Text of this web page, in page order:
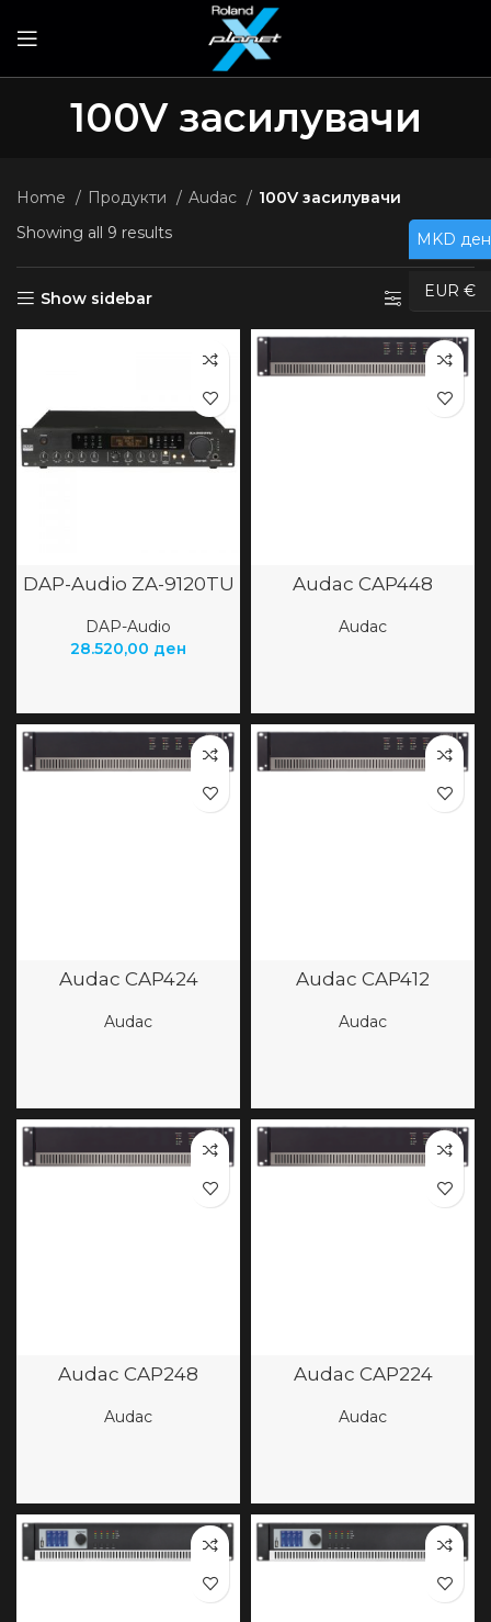
100V засилувачи
Home Продукти Audac
100V засилувачи
Showing all 9 results
Show sidebar Филтри
DAP-Audio ZA-9120TU
DAP-Audio
28.520,00 ден
Audac CAP448
Audac
Audac CAP424
Audac
Audac CAP412
Audac
Audac CAP248
Audac
Audac CAP224
Audac
MKD ден
EUR €